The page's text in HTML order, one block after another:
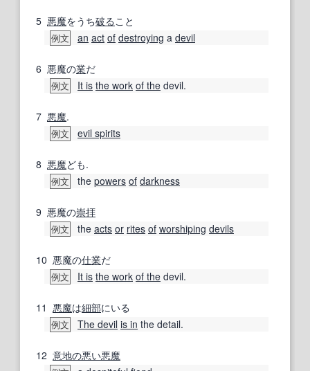
5 悪魔をうち破る こと
例文 an act of destroying a devil
6 悪魔の業だ
例文 It is the work of the devil.
7 悪魔.
例文 evil spirits
8 悪魔ども.
例文 the powers of darkness
9 悪魔の崇拝
例文 the acts or rites of worshiping devils
10 悪魔の仕業だ
例文 It is the work of the devil.
11 悪魔は細部にいる
例文 The devil is in the detail.
12 意地の悪い悪魔